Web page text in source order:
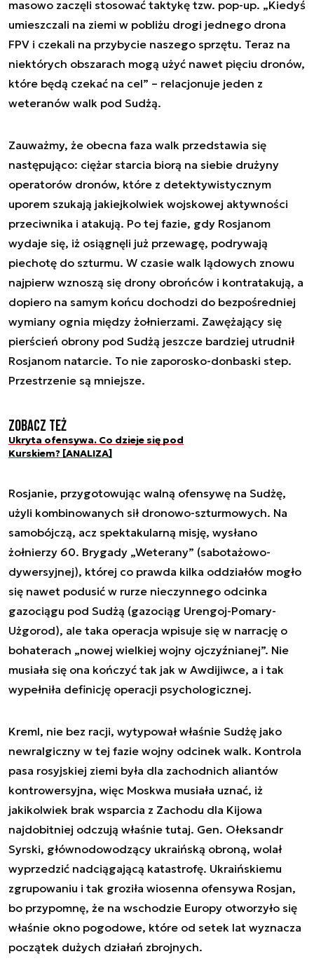
masowo zaczęli stosować taktykę tzw. pop-up. „Kiedyś
umieszczali na ziemi w pobliżu drogi jednego drona
FPV i czekali na przybycie naszego sprzętu. Teraz na
niektórych obszarach mogą użyć nawet pięciu dronów,
które będą czekać na cel” – relacjonuje jeden z
weteranów walk pod Sudżą.
Zauważmy, że obecna faza walk przedstawia się
następująco: ciężar starcia biorą na siebie drużyny
operatorów dronów, które z detektywistycznym
uporem szukają jakiejkolwiek wojskowej aktywności
przeciwnika i atakują. Po tej fazie, gdy Rosjanom
wydaje się, iż osiągnęli już przewagę, podrywają
piechotę do szturmu. W czasie walk lądowych znowu
najpierw wznoszą się drony obrońców i kontratakują, a
dopiero na samym końcu dochodzi do bezpośredniej
wymiany ognia między żołnierzami. Zawężający się
pierścień obrony pod Sudżą jeszcze bardziej utrudnił
Rosjanom natarcie. To nie zaporosko-donbaski step.
Przestrzenie są mniejsze.
Zobacz też
Ukryta ofensywa. Co dzieje się pod
Kurskiem? [ANALIZA]
Rosjanie, przygotowując walną ofensywę na Sudżę,
użyli kombinowanych sił dronowo-szturmowych. Na
samobójczą, acz spektakularną misję, wysłano
żołnierzy 60. Brygady „Weterany” (sabotażowo-
dywersyjnej), której co prawda kilka oddziałów mogło
się nawet podusić w rurze nieczynnego odcinka
gazociągu pod Sudżą (gazociąg Urengoj-Pomary-
Użgorod), ale taka operacja wpisuje się w narrację o
bohaterach „nowej wielkiej wojny ojczyźnianej”. Nie
musiała się ona kończyć tak jak w Awdijiwce, a i tak
wypełniła definicję operacji psychologicznej.
Kreml, nie bez racji, wytypował właśnie Sudżę jako
newralgiczny w tej fazie wojny odcinek walk. Kontrola
pasa rosyjskiej ziemi była dla zachodnich aliantów
kontrowersyjna, więc Moskwa musiała uznać, iż
jakikolwiek brak wsparcia z Zachodu dla Kijowa
najdobitniej odczują właśnie tutaj. Gen. Ołeksandr
Syrski, głównodowodzący ukraińską obroną, wolał
wyprzedzić nadciągającą katastrofę. Ukraińskiemu
zgrupowaniu i tak groziła wiosenna ofensywa Rosjan,
bo przypomnę, że na wschodzie Europy otworzyło się
właśnie okno pogodowe, które od setek lat wyznacza
początek dużych działań zbrojnych.